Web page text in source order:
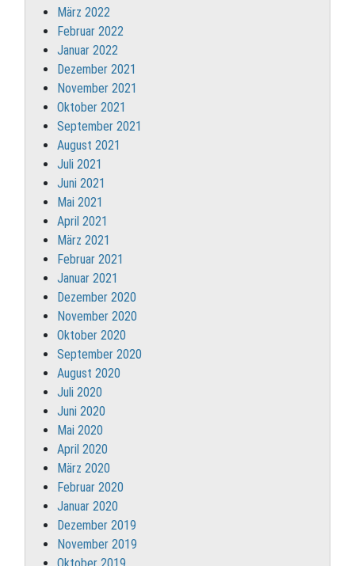
März 2022
Februar 2022
Januar 2022
Dezember 2021
November 2021
Oktober 2021
September 2021
August 2021
Juli 2021
Juni 2021
Mai 2021
April 2021
März 2021
Februar 2021
Januar 2021
Dezember 2020
November 2020
Oktober 2020
September 2020
August 2020
Juli 2020
Juni 2020
Mai 2020
April 2020
März 2020
Februar 2020
Januar 2020
Dezember 2019
November 2019